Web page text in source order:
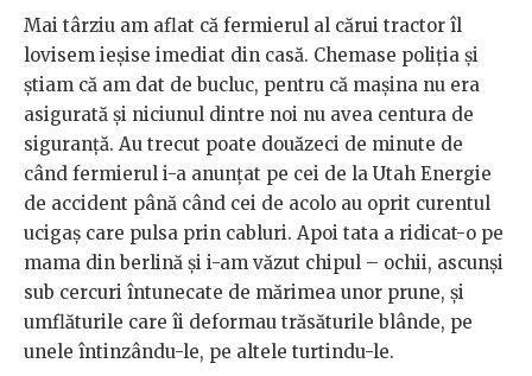
Mai târziu am aflat că fermierul al cărui tractor îl
lovisem ieșise imediat din casă. Chemase poliția și
știam că am dat de bucluc, pentru că mașina nu era
asigurată și niciunul dintre noi nu avea centura de
siguranță. Au trecut poate douăzeci de minute de
când fermierul i-a anunțat pe cei de la Utah Energie
de accident până când cei de acolo au oprit curentul
ucigaș care pulsa prin cabluri. Apoi tata a ridicat-o pe
mama din berlină și i-am văzut chipul – ochii, ascunși
sub cercuri întunecate de mărimea unor prune, și
umflăturile care îi deformau trăsăturile blânde, pe
unele întinzându-le, pe altele turtindu-le.